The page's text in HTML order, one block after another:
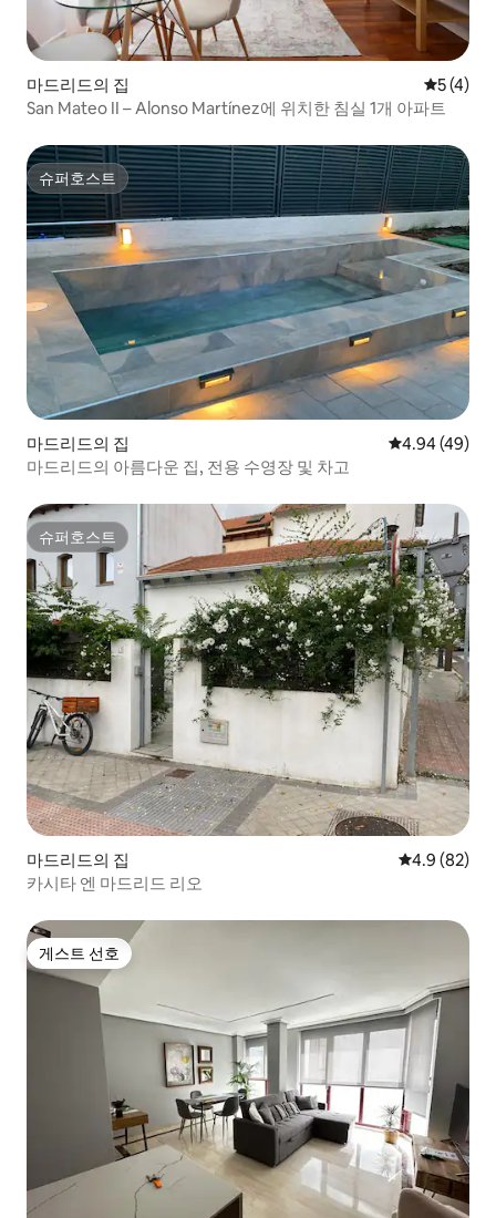
마드리드의 집 평점 5점
5 (4)
San Mateo II – Alonso Martínez에 위치한 침실 1개 아파트
슈퍼호스트
슈퍼호스트
마드리드의 집 평점 4.94점(5
4.94 (49)
마드리드의 아름다운 집, 전용 수영장 및 차고
슈퍼호스트
슈퍼호스트
마드리드의 집 평점 4.9점(5
4.9 (82)
카시타 엔 마드리드 리오
게스트 선호
게스트 선호